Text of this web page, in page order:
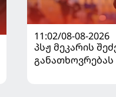
11:02/08-08-2026
პსჟ მეკარის
განათხოვრებას